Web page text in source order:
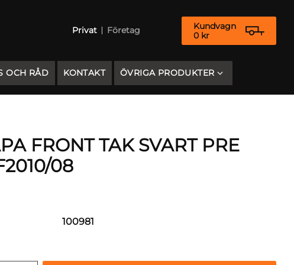
Privat Företag
Kundvagn
0 kr
OCH RÅD KONTAKT ÖVRIGA PRODUKTER
FRONT TAK SVART PRE
08
100981